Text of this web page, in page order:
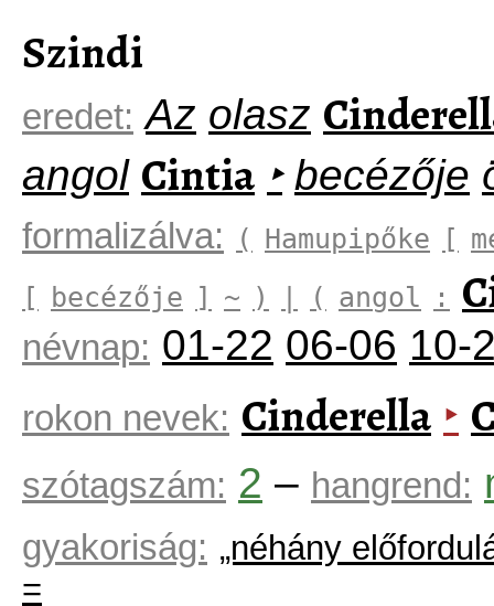
Szindi
eredet: Az olasz
angol Cintia ‣ becézője
formalizálva: ( Hamupipőke [
[ becézője ] ~ ) | ( angol :
névnap: 01-22 06-06 10-
rokon nevek: Cinderella ‣
szótagszám: 2 – hangrend:
gyakoriság: „néhány
=